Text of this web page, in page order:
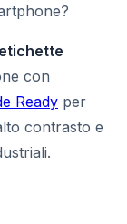
con
Ready per
contrasto e